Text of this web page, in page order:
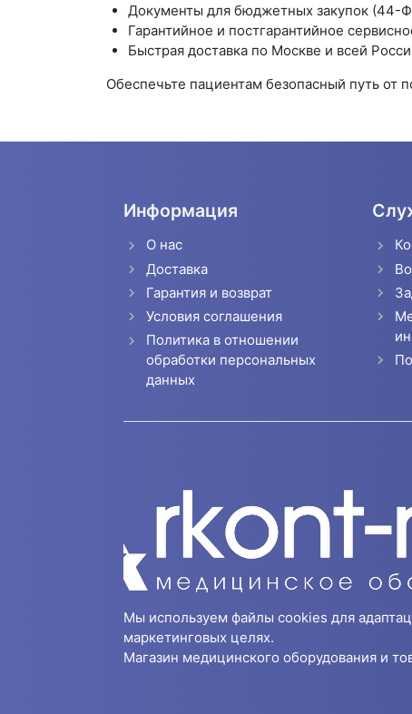
Документы для бюджетных закупок
Гарантийное и постгарантийное
Быстрая доставка по Москве и всей
Обеспечьте пациентам безопасный путь от
Информация
О нас
Доставка
Гарантия и возврат
Условия соглашения
Политика в отношении
обработки персональных
данных
Мы используем файлы cookies для
маркетинговых целях.
Магазин медицинского оборудования и